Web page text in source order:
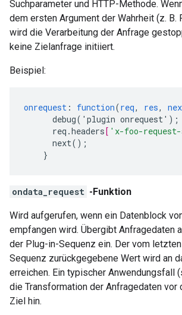
Suchparameter und HTTP-Methode.
dem ersten Argument der Wahrheit (z. B.
wird die Verarbeitung der Anfrage
keine Zielanfrage initiiert.
Beispiel:
onrequest : function(req, res,
debug('plugin onrequest') ;
req.headers[ 'x-foo-
next() ;
}
ondata_request -Funktion
Wird aufgerufen, wenn ein Datenblock
empfangen wird. Übergibt Anfragedaten
der Plug-in-Sequenz ein. Der vom
Sequenz zurückgegebene Wert wird an
erreichen. Ein typischer Anwendungsfall
die Transformation der Anfragedaten vor
Ziel hin.